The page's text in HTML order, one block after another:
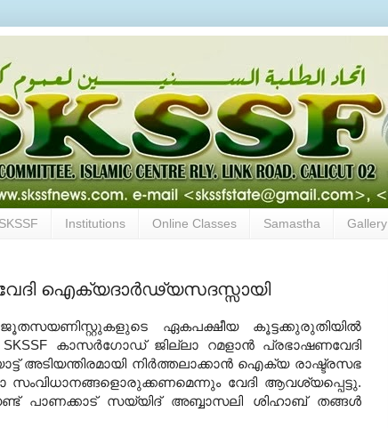
SKSSF Institutions Online Classes Samastha Gallery
ഐക്യദാര്‍ഢ്യസദസ്സായി
ഏകപക്ഷീയ കൂട്ടക്കുരുതിയില്‍
SKSSF കാസര്‍ഗോഡ് ജില്ലാ റമളാന്‍ പ്രഭാഷണവേദി
അടിയന്തിരമായി നിര്‍ത്തലാക്കാന്‍ ഐക്യ രാഷ്ട്രസഭ
സംവിധാനങ്ങളൊരുക്കണമെന്നും വേദി ആവശ്യപ്പെട്ടു.
പാണക്കാട് സയ്യിദ് അബ്ബാസലി ശിഹാബ് തങ്ങള്‍